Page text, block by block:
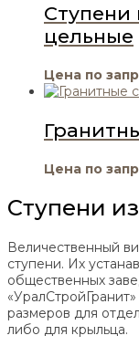
Ступени
цельные
Цена по
Цена по
Ступени
Величественный
ступени. Их
общественных
размеров для
либо для крыльца.